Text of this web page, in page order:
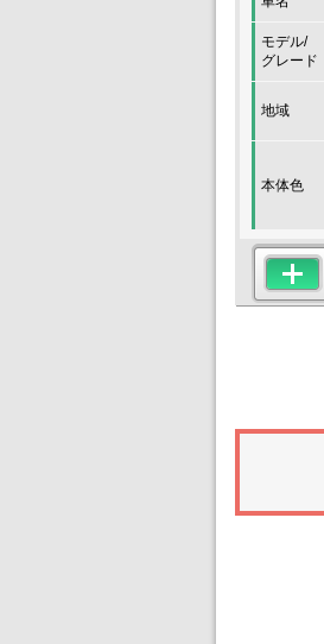
モデル/
グレード
地域
本体色